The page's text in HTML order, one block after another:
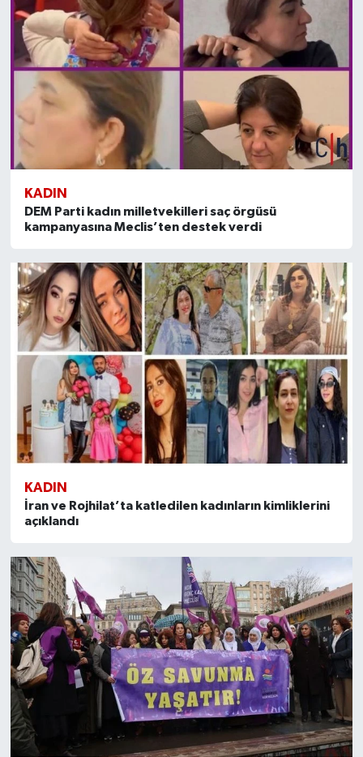
KADIN
DEM Parti kadın milletvekilleri saç örgüsü
kampanyasına Meclis’ten destek verdi
KADIN
İran ve Rojhilat’ta katledilen kadınların kimliklerini
açıklandı